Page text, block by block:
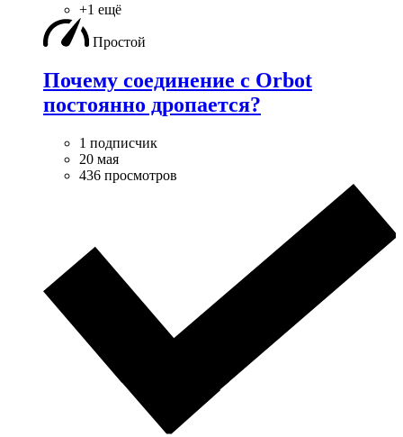
+1 ещё
Простой
Почему соединение с Orbot
постоянно дропается?
1 подписчик
20 мая
436 просмотров